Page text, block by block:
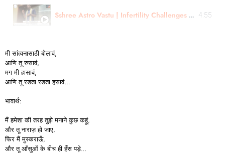
Sshree Astro Vastu | Infertility Challenges |Reviewed By - Rajendra Guruji | In Hindi 4:55
मीसांत्वनासाठीबोलावं,
आणितूरुसावं,
मगमीहासावं,
आणितूरडतारडताहसावं…
भावार्थ:
मैं हमेशा की तरह तुझे मनाने कुछ कहूं,
और तू नाराज़ हो जाए,
फिर मैं मुस्कराऊँ,
और तू आँसुओं के बीच ही हँस पड़े…